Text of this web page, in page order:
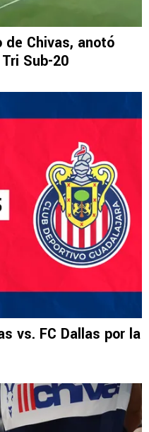
de Chivas, anotó
Sub-20
vs. FC Dallas por la